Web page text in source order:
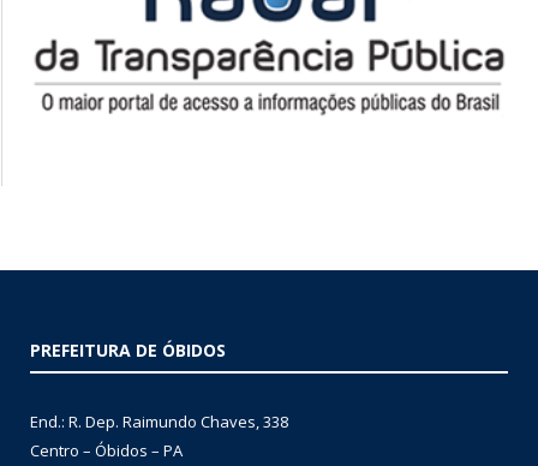
PREFEITURA DE ÓBIDOS
End.: R. Dep. Raimundo Chaves, 338
Centro – Óbidos – PA